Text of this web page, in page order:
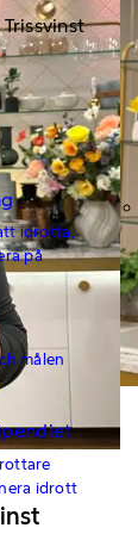
idrotta,
på
målen
idrott
Trissvinst